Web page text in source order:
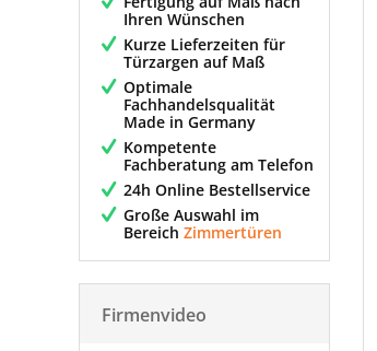
Ihren Wünschen
Kurze Lieferzeiten für
Türzargen auf Maß
Optimale
Fachhandelsqualität
Made in Germany
Kompetente
Fachberatung am Telefon
24h Online Bestellservice
Große Auswahl im
Bereich Zimmertüren
Firmenvideo